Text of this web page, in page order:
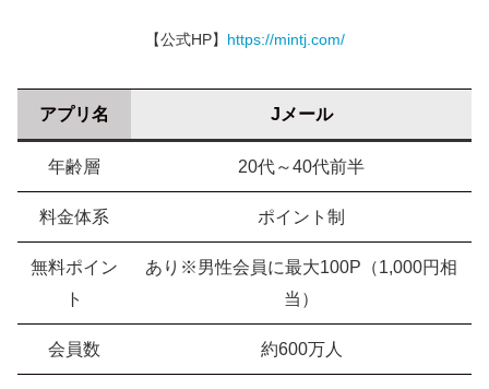
【公式HP】 https://mintj.com/
アプリ名 Jメール
年齢層 20代～40代前半
料金体系 ポイント制
無料ポイン
ト
あり※男性会員に最大100P（1,000円相
当）
会員数 約600万人